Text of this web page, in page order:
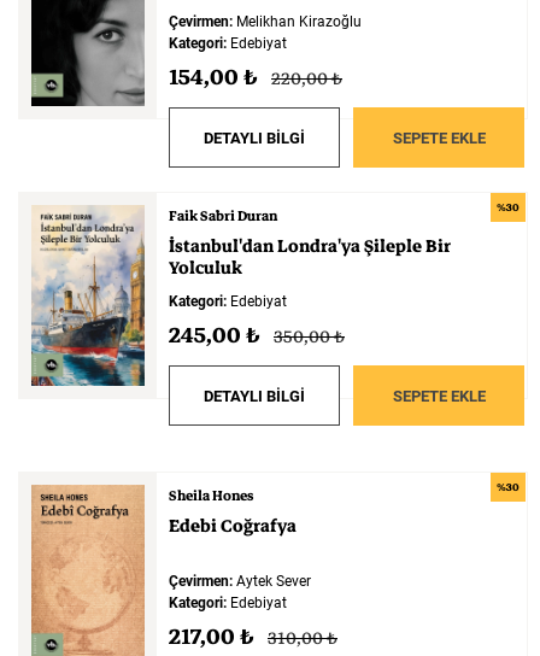
Çevirmen: Melikhan Kirazoğlu
Kategori: Edebiyat
154,00 ₺ 220,00 ₺
DETAYLI BİLGİ SEPETE EKLE
%30
Faik Sabri Duran
İstanbul'danLondra'yaŞilepleBir
Yolculuk
Kategori: Edebiyat
245,00 ₺ 350,00 ₺
DETAYLI BİLGİ SEPETE EKLE
%30
Sheila Hones
EdebiCoğrafya
Çevirmen: Aytek Sever
Kategori: Edebiyat
217,00 ₺ 310,00 ₺